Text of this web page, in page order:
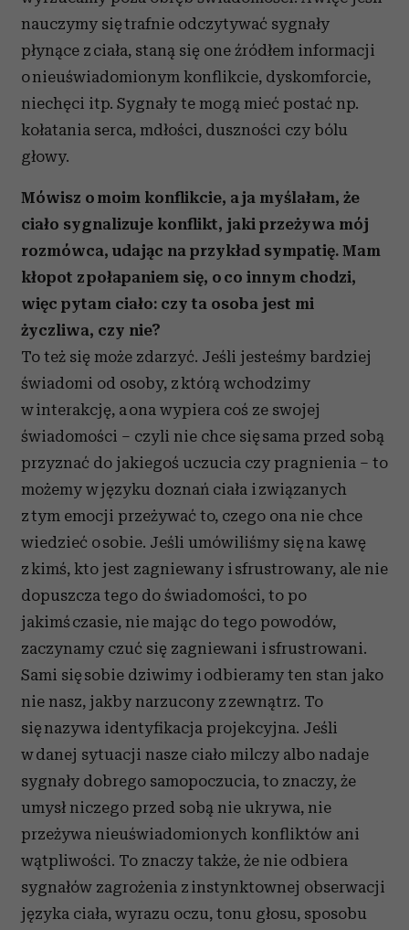
nauczymy się trafnie odczytywać sygnały
płynące z ciała, staną się one źródłem informacji
o nieuświadomionym konflikcie, dyskomforcie,
niechęci itp. Sygnały te mogą mieć postać np.
kołatania serca, mdłości, duszności czy bólu
głowy.
Mówisz o moim konflikcie, a ja myślałam, że
ciało sygnalizuje konflikt, jaki przeżywa mój
rozmówca, udając na przykład sympatię. Mam
kłopot z połapaniem się, o co innym chodzi,
więc pytam ciało: czy ta osoba jest mi
życzliwa, czy nie?
To też się może zdarzyć. Jeśli jesteśmy bardziej
świadomi od osoby, z którą wchodzimy
w interakcję, a ona wypiera coś ze swojej
świadomości – czyli nie chce się sama przed sobą
przyznać do jakiegoś uczucia czy pragnienia – to
możemy w języku doznań ciała i związanych
z tym emocji przeżywać to, czego ona nie chce
wiedzieć o sobie. Jeśli umówiliśmy się na kawę
z kimś, kto jest zagniewany i sfrustrowany, ale nie
dopuszcza tego do świadomości, to po
jakimś czasie, nie mając do tego powodów,
zaczynamy czuć się zagniewani i sfrustrowani.
Sami się sobie dziwimy i odbieramy ten stan jako
nie nasz, jakby narzucony z zewnątrz. To
się nazywa identyfikacja projekcyjna. Jeśli
w danej sytuacji nasze ciało milczy albo nadaje
sygnały dobrego samopoczucia, to znaczy, że
umysł niczego przed sobą nie ukrywa, nie
przeżywa nieuświadomionych konfliktów ani
wątpliwości. To znaczy także, że nie odbiera
sygnałów zagrożenia z instynktownej obserwacji
języka ciała, wyrazu oczu, tonu głosu, sposobu